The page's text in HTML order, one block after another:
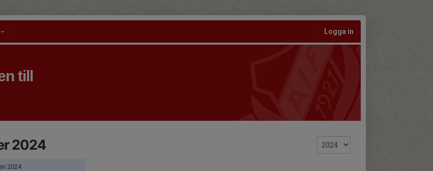
Logga in
till
2024
2024